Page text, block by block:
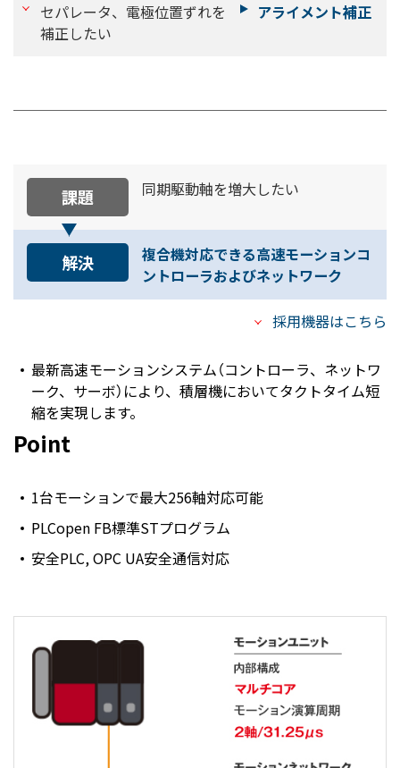
セパレータ、電極位置ずれを
補正したい
アライメント補正
課題 同期駆動軸を増大したい
解決
複合機対応できる高速モーションコ
ントローラおよびネットワーク
採用機器はこちら
最新高速モーションシステム（コントローラ、ネットワ
ーク、サーボ）により、積層機においてタクトタイム短
縮を実現します。
Point
1台モーションで最大256軸対応可能
PLCopen FB標準STプログラム
安全PLC, OPC UA安全通信対応